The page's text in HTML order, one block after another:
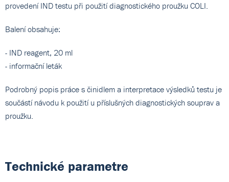
provedení IND testu při použití diagnostického proužku COLI.
Balení obsahuje:
- IND reagent, 20 ml
- informační leták
Podrobný popis práce s činidlem a interpretace výsledků testu je
součástí návodu k použití u příslušných diagnostických souprav a
proužku.
Technické parametre